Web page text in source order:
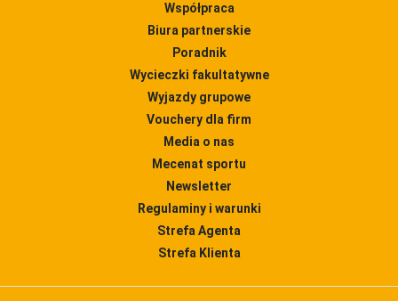
Współpraca
Biura partnerskie
Poradnik
Wycieczki fakultatywne
Wyjazdy grupowe
Vouchery dla firm
Media o nas
Mecenat sportu
Newsletter
Regulaminy i warunki
Strefa Agenta
Strefa Klienta